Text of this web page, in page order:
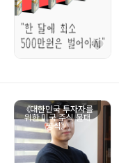
《대한민국 투자자를
위한 미국 주식 불패
공식》